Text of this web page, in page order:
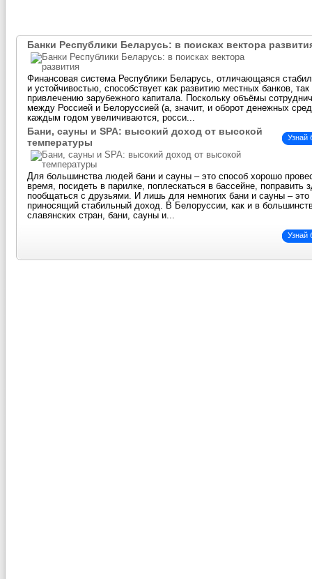
Банки Республики Беларусь: в поисках вектора
Финансовая система Республики Беларусь, отличающаяся
и устойчивостью, способствует как развитию местных банков, так
привлечению зарубежного капитала. Поскольку объёмы
между Россией и Белоруссией (а, значит, и оборот денежных
каждым годом увеличиваются, росси...
Узнай
Бани, сауны и SPA: высокий доход от высокой
температуры
Для большинства людей бани и сауны – это способ хорошо
время, посидеть в парилке, поплескаться в бассейне, поправить
пообщаться с друзьями. И лишь для немногих бани и сауны – это
приносящий стабильный доход. В Белоруссии, как и в
славянских стран, бани, сауны и...
Узнай